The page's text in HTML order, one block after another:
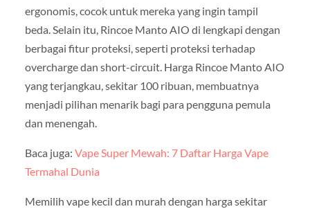
ergonomis, cocok untuk mereka yang ingin tampil
beda. Selain itu, Rincoe Manto AIO di lengkapi dengan
berbagai fitur proteksi, seperti proteksi terhadap
overcharge dan short-circuit. Harga Rincoe Manto AIO
yang terjangkau, sekitar 100 ribuan, membuatnya
menjadi pilihan menarik bagi para pengguna pemula
dan menengah.
Baca juga: Vape Super Mewah: 7 Daftar Harga Vape
Termahal Dunia
Memilih vape kecil dan murah dengan harga sekitar